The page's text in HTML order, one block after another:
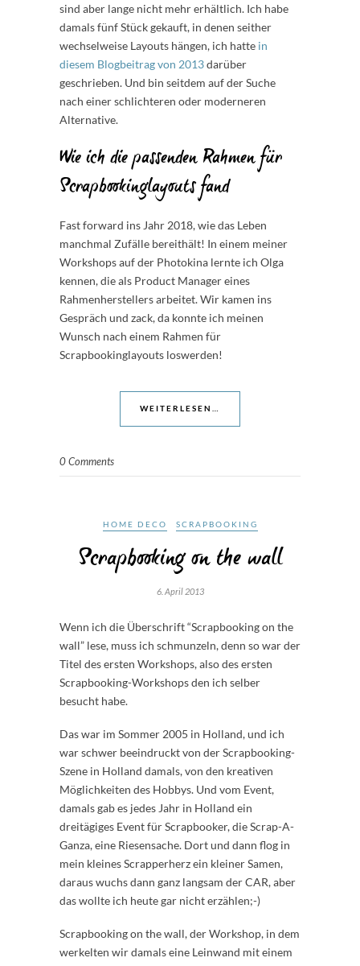
sind aber lange nicht mehr erhältlich. Ich habe
damals fünf Stück gekauft, in denen seither
wechselweise Layouts hängen, ich hatte in
diesem Blogbeitrag von 2013darüber
geschrieben. Und bin seitdem auf der Suche
nach einer schlichteren oder moderneren
Alternative.
Wie ich die passenden Rahmen für
Scrapbookinglayouts fand
Fast forward ins Jahr 2018, wie das Leben
manchmal Zufälle bereithält! In einem meiner
Workshops auf der Photokina lernte ich Olga
kennen, die als Product Manager eines
Rahmenherstellers arbeitet. Wir kamen ins
Gespräch und zack, da konnte ich meinen
Wunsch nach einem Rahmen für
Scrapbookinglayouts loswerden!
WEITERLESEN…
0 Comments
HOME DECO SCRAPBOOKING
Scrapbooking on the wall
6. April 2013
Wenn ich die Überschrift “Scrapbooking on the
wall” lese, muss ich schmunzeln, denn so war der
Titel des ersten Workshops, also des ersten
Scrapbooking-Workshops den ich selber
besucht habe.
Das war im Sommer 2005 in Holland, und ich
war schwer beeindruckt von der Scrapbooking-
Szene in Holland damals, von den kreativen
Möglichkeiten des Hobbys. Und vom Event,
damals gab es jedes Jahr in Holland ein
dreitägiges Event für Scrapbooker, die Scrap-A-
Ganza, eine Riesensache. Dort und dann flog in
mein kleines Scrapperherz ein kleiner Samen,
daraus wuchs dann ganz langsam der CAR, aber
das wollte ich heute gar nicht erzählen;-)
Scrapbooking on the wall, der Workshop, in dem
werkelten wir damals eine Leinwand mit einem